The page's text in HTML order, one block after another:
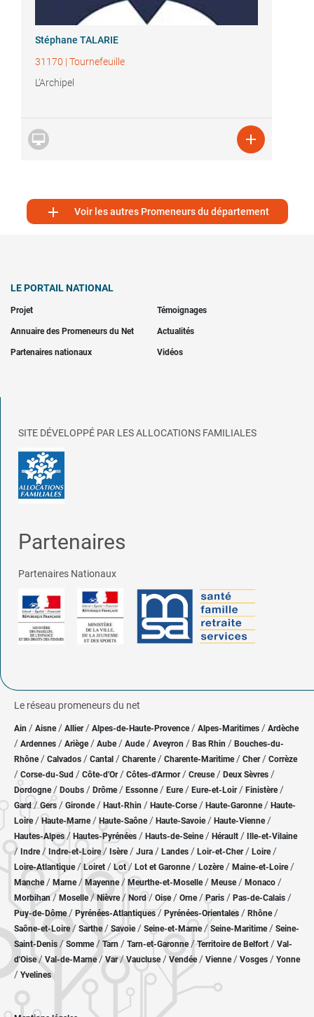
Stéphane TALARIE
31170 | Tournefeuille
L'Archipel
 
 Voir les autres Promeneurs du département
LE PORTAIL NATIONAL
Projet Témoignages
Annuaire des Promeneurs du Net Actualités
Partenaires nationaux Vidéos
SITE DÉVELOPPÉ PAR LES ALLOCATIONS FAMILIALES
Partenaires
Partenaires Nationaux
Le réseau promeneurs du net
Ain / Aisne/ Allier/ Alpes-de-Haute-Provence / Alpes-Maritimes / Ardèche
/ Ardennes / Ariège/ Aube/ Aude / Aveyron / Bas Rhin / Bouches-du-
Rhône/ Calvados / Cantal / Charente / Charente-Maritime/ Cher / Corrèze
/ Corse-du-Sud / Côte-d'Or / Côtes-d'Armor/ Creuse/ Deux Sèvres /
Dordogne/ Doubs / Drôme/ Essonne / Eure/ Eure-et-Loir / Finistère/
Gard/Gers / Gironde/ Haut-Rhin / Haute-Corse/ Haute-Garonne/ Haute-
Loire/Haute-Marne/ Haute-Saône/ Haute-Savoie/ Haute-Vienne/
Hautes-Alpes/ Hautes-Pyrénées / Hauts-de-Seine/ Hérault / Ille-et-Vilaine
/ Indre/ Indre-et-Loire/ Isère/ Jura / Landes / Loir-et-Cher/ Loire/
Loire-Atlantique/ Loiret / Lot/ Lot et Garonne/ Lozère / Maine-et-Loire/
Manche/ Marne/ Mayenne/ Meurthe-et-Moselle/ Meuse/ Monaco /
Morbihan/ Moselle/ Nièvre / Nord/ Oise / Orne/Paris / Pas-de-Calais /
Puy-de-Dôme/ Pyrénées-Atlantiques / Pyrénées-Orientales / Rhône/
Saône-et-Loire/ Sarthe/ Savoie/ Seine-et-Marne/ Seine-Maritime/ Seine-
Saint-Denis /Somme/ Tarn / Tarn-et-Garonne/Territoire de Belfort / Val-
d'Oise/ Val-de-Marne/Var/Vaucluse/ Vendée/ Vienne/ Vosges / Yonne
/ Yvelines